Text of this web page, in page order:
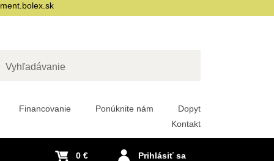
Financovanie Ponúknite nám
Dopyt
Kontakt
Prihlásiť sa
0 €